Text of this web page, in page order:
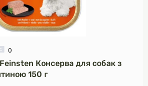
0
Консерва для собак з
150 г